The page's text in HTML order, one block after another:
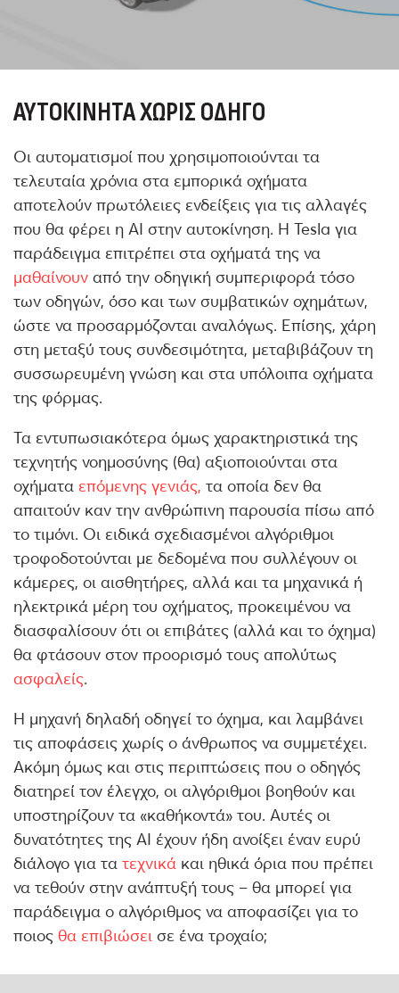
ΑΥΤΟΚΊΝΗΤΑ ΧΩΡΊΣ ΟΔΗΓΌ
Οι αυτοματισμοί που χρησιμοποιούνται τα
τελευταία χρόνια στα εμπορικά οχήματα
αποτελούν πρωτόλειες ενδείξεις για τις αλλαγές
που θα φέρει η ΑΙ στην αυτοκίνηση. H Tesla για
παράδειγμα επιτρέπει στα οχήματά της να
μαθαίνουν από την οδηγική συμπεριφορά τόσο
των οδηγών, όσο και των συμβατικών οχημάτων,
ώστε να προσαρμόζονται αναλόγως. Επίσης, χάρη
στη μεταξύ τους συνδεσιμότητα, μεταβιβάζουν τη
συσσωρευμένη γνώση και στα υπόλοιπα οχήματα
της φόρμας.
Τα εντυπωσιακότερα όμως χαρακτηριστικά της
τεχνητής νοημοσύνης (θα) αξιοποιούνται στα
οχήματα επόμενης γενιάς, τα οποία δεν θα
απαιτούν καν την ανθρώπινη παρουσία πίσω από
το τιμόνι. Οι ειδικά σχεδιασμένοι αλγόριθμοι
τροφοδοτούνται με δεδομένα που συλλέγουν οι
κάμερες, οι αισθητήρες, αλλά και τα μηχανικά ή
ηλεκτρικά μέρη του οχήματος, προκειμένου να
διασφαλίσουν ότι οι επιβάτες (αλλά και το όχημα)
θα φτάσουν στον προορισμό τους απολύτως
ασφαλείς.
Η μηχανή δηλαδή οδηγεί το όχημα, και λαμβάνει
τις αποφάσεις χωρίς ο άνθρωπος να συμμετέχει.
Ακόμη όμως και στις περιπτώσεις που ο οδηγός
διατηρεί τον έλεγχο, οι αλγόριθμοι βοηθούν και
υποστηρίζουν τα «καθήκοντά» του. Αυτές οι
δυνατότητες της ΑΙ έχουν ήδη ανοίξει έναν ευρύ
διάλογο για τα τεχνικά και ηθικά όρια που πρέπει
να τεθούν στην ανάπτυξή τους – θα μπορεί για
παράδειγμα ο αλγόριθμος να αποφασίζει για το
ποιος θα επιβιώσει σε ένα τροχαίο;